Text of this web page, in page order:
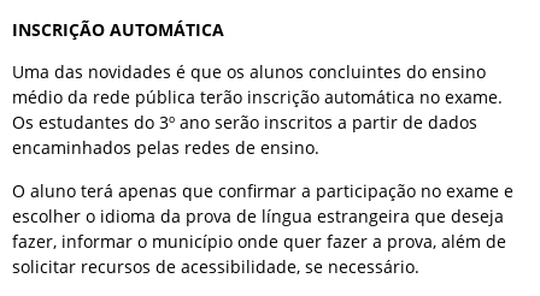
INSCRIÇÃO AUTOMÁTICA
Uma das novidades é que os alunos concluintes do ensino
médio da rede pública terão inscrição automática no exame.
Os estudantes do 3º ano serão inscritos a partir de dados
encaminhados pelas redes de ensino.
O aluno terá apenas que confirmar a participação no exame e
escolher o idioma da prova de língua estrangeira que deseja
fazer, informar o município onde quer fazer a prova, além de
solicitar recursos de acessibilidade, se necessário.